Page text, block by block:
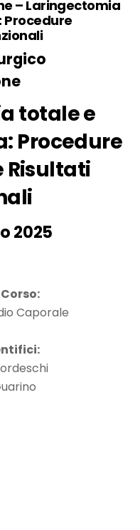
– Laringectomia
totale e
Procedure
Risultati
2025
Caporale